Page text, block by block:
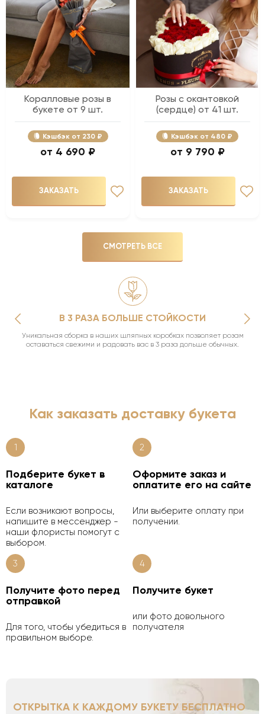
Коралловые розы в
букете от 9 шт.
Кэшбэк 230 ₽
4 690 ₽
ЗАКАЗАТЬ
Розы с окантовкой
(сердце) от 41 шт.
Кэшбэк 480 ₽
9 790 ₽
ЗАКАЗАТЬ
СМОТРЕТЬ ВСЕ
В 3 РАЗА БОЛЬШЕ СТОЙКОСТИ
Уникальная сборка в наших шляпных коробках позволяет розам
оставаться свежими и радовать вас в 3 раза дольше обычных.
Как заказать доставку букета
1
Подберите букет в
каталоге
Если возникают вопросы,
напишите в мессенджер -
наши флористы помогут с
выбором.
2
Оформите заказ и
оплатите его на сайте
Или выберите оплату при
получении.
3
Получите фото перед
отправкой
Для того, чтобы убедиться в
правильном выборе.
4
Получите букет
или фото довольного
получателя
ОТКРЫТКА К КАЖДОМУ БУКЕТУ БЕСПЛАТНО